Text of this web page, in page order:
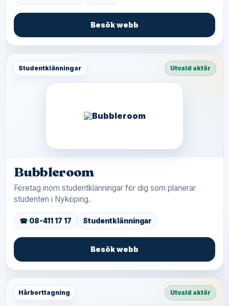
Besök webb
Studentklänningar Utvald aktör
Bubbleroom
Företag inom studentklänningar för dig som planerar
studenten i Nyköping.
☎ 08-411 17 17 Studentklänningar
Besök webb
Hårborttagning Utvald aktör